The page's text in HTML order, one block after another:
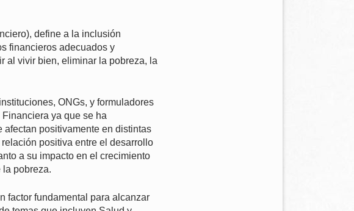
define a la inclusión
financieros adecuados y
al vivir bien, eliminar la pobreza, la
ONGs, y formuladores
ya que se ha
positivamente en distintas
positiva entre el desarrollo
a su impacto en el crecimiento
pobreza.
factor fundamental para alcanzar